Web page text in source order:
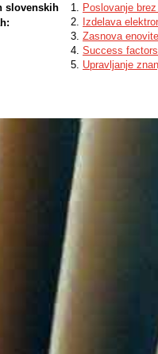
slovenskih
Poslovanje
Izdelava
Zasnova
Success
Upravljanje